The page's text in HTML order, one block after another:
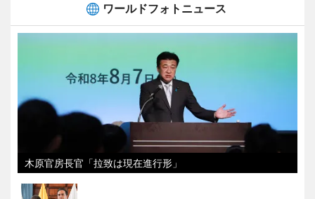
ワールドフォトニュース
木原官房長官「拉致は現在進行形」